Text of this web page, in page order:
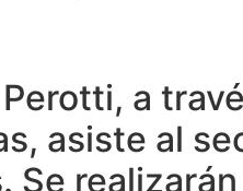
a
asiste al
Se realizarán